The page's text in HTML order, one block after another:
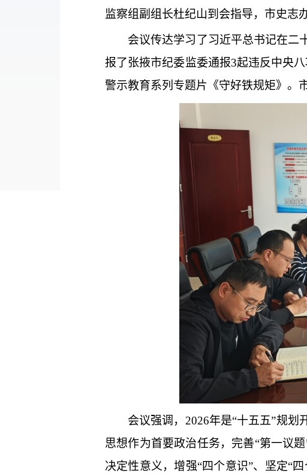
监察组副组长杜纪山到会指导，市史志
会议传达学习了习近平总书记在二
报了张掖市纪委监委通报3起违反中央
警示教育系列专题片《守好铁规矩》。
会议强调，2026年是“十五五”规
思想作为首要政治任务，完善“第一议
决定性意义，增强“四个意识”、坚定“